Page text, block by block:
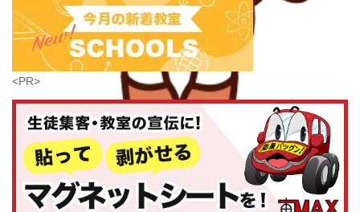
子どもスクールナビ
公式キャラクター
掲載教室数173,463件
ジャンル数135件
栃木県
群馬県
埼玉県
千葉県
東京都
神奈川県
中部
新潟県
富山県
石川県
学習教室(5437)
<PR>